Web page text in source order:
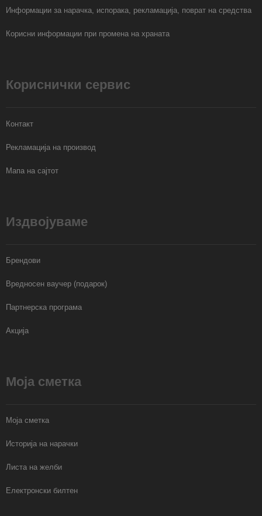
Информации за нарачка, испорака, рекламација, поврат на средства
Корисни информации при промена на храната
Кориснички сервис
Контакт
Рекламација на производ
Мапа на сајтот
Издвојуваме
Брендови
Вредносен ваучер (подарок)
Партнерска програма
Акција
Моја сметка
Моја сметка
Историја на нарачки
Листа на желби
Електронски билтен